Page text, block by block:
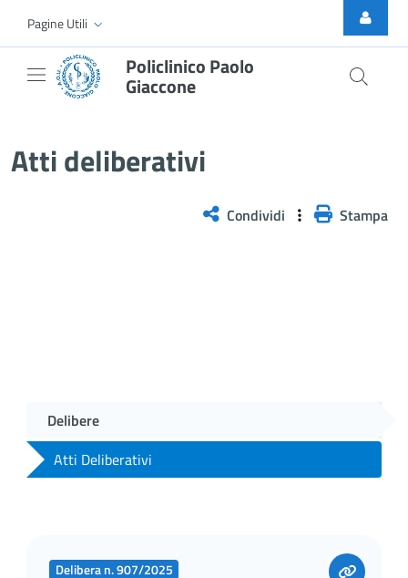
Skip to Main Content
Pagine Utili
Policlinico Paolo
Giaccone
Atti deliberativi
Condividi Stampa
Delibere
Atti Deliberativi
Delibera n. 907/2025